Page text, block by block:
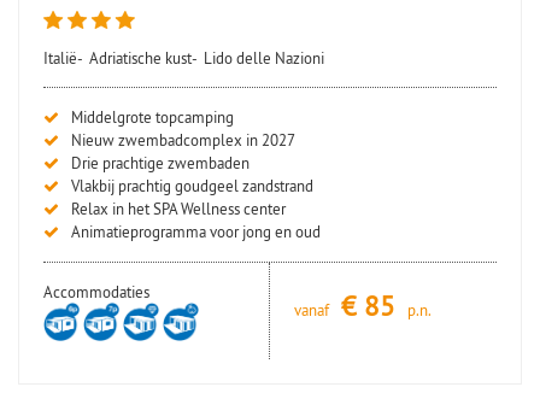
Italië- Adriatische kust- Lido delle Nazioni
Middelgrote topcamping
Nieuw zwembadcomplex in 2027
Drie prachtige zwembaden
Vlakbij prachtig goudgeel zandstrand
Relax in het SPA Wellness center
Animatieprogramma voor jong en oud
Accommodaties
vanaf
€ 85 p.n.